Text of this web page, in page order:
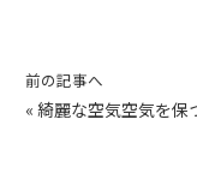
前の記事へ
« 綺麗な空気空気を保